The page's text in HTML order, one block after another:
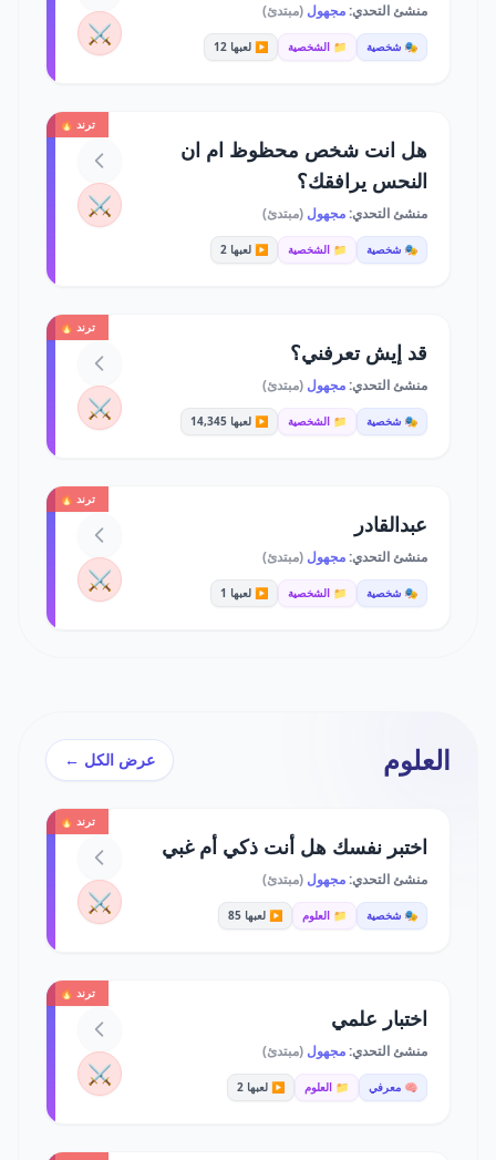
منشئ التحدي:مجهول (مبتدئ)
🎭 شخصية 📁 الشخصية ▶️ لعبها 12 ⚔️
ترند 🔥
هل انت شخص محظوظ ام ان
النحس يرافقك؟
منشئ التحدي:مجهول (مبتدئ)
🎭 شخصية 📁 الشخصية ▶️ لعبها 2
⚔️
ترند 🔥
قد إيش تعرفني؟
منشئ التحدي:مجهول (مبتدئ)
🎭 شخصية 📁 الشخصية ▶️ لعبها 14,345 ⚔️
ترند 🔥
عبدالقادر
منشئ التحدي:مجهول (مبتدئ)
🎭 شخصية 📁 الشخصية ▶️ لعبها 1 ⚔️
العلوم عرض الكل ←
ترند 🔥
اختبر نفسك هل أنت ذكي أم غبي
منشئ التحدي:مجهول (مبتدئ)
🎭 شخصية 📁 العلوم ▶️ لعبها 85 ⚔️
ترند 🔥
اختبار علمي
منشئ التحدي:مجهول (مبتدئ)
🧠 معرفي 📁 العلوم ▶️ لعبها 2 ⚔️